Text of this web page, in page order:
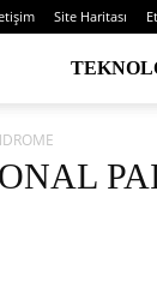
Site Haritası